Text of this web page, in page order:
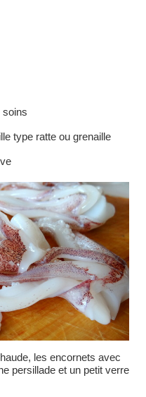
soins
type ratte ou grenaille
les encornets avec
persillade et un petit verre